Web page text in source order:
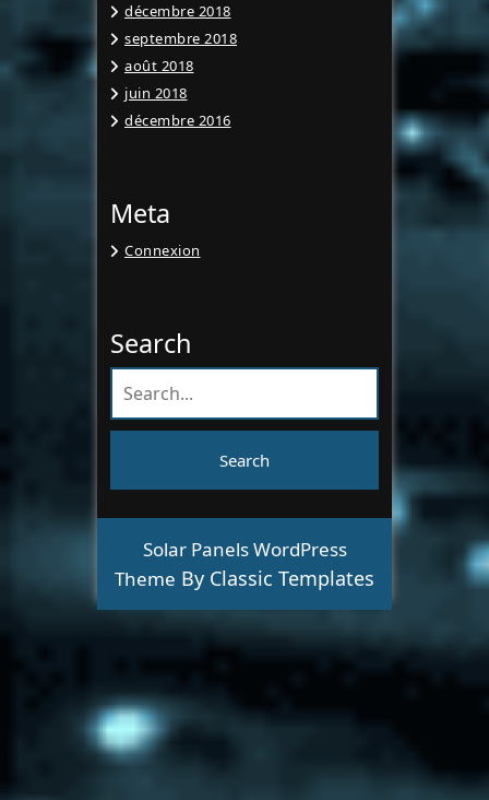
décembre 2018
septembre 2018
août 2018
juin 2018
décembre 2016
Meta
Connexion
Search
Solar Panels WordPress
Theme By Classic Templates